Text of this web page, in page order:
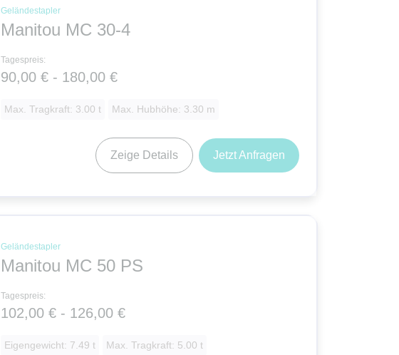
Geländestapler
Manitou MC 30-4
Tagespreis:
90,00 € - 180,00 €
Max. Tragkraft: 3.00 t Max. Hubhöhe: 3.30 m
Zeige Details Jetzt Anfragen
Geländestapler
Manitou MC 50 PS
Tagespreis:
102,00 € - 126,00 €
Eigengewicht: 7.49 t Max. Tragkraft: 5.00 t